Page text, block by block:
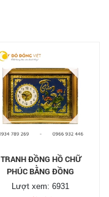
TRANH ĐỒNG HỒ CHỮ
PHÚC BẰNG ĐỒNG
Lượt xem: 6931